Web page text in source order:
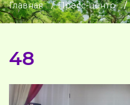
Главная Пресс-центр
48